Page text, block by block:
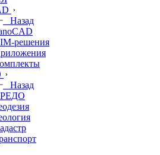
Назад
решения
Назад